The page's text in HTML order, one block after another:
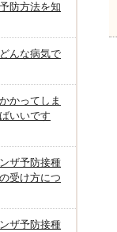
防方法を知
んな病気で
かってしま
いいです
ザ予防接種
受け方につ
ザ予防接種